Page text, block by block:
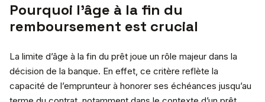
Pourquoi l’âge à la fin du
remboursement est crucial
La limite d’âge à la fin du prêt joue un rôle majeur dans la
décision de la banque. En effet, ce critère reflète la
capacité de l’emprunteur à honorer ses échéances jusqu’au